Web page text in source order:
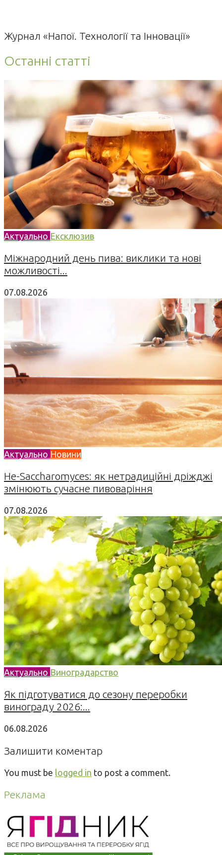
Журнал «Напої. Технології та Інновації»
Останні статті
Актуально Ексклюзив
Міжнародний день пива: виклики та нові
можливості...
07.08.2026
Актуально Новини
Не-Saccharomyces: як нетрадиційні дріжджі
змінюють сучасне пивоваріння
07.08.2026
Актуально Виноградарство
Як підготуватися до сезону переробки
винограду 2026:...
06.08.2026
Залишити коментар
You must be logged in to post a comment.
Реклама